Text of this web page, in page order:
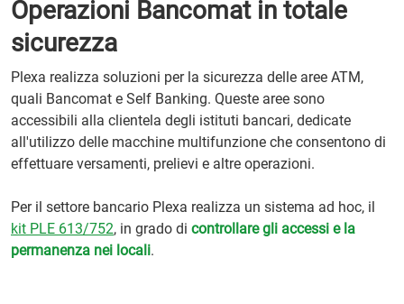
Operazioni Bancomat in totale
sicurezza
Plexa realizza soluzioni per la sicurezza delle aree ATM,
quali Bancomat e Self Banking. Queste aree sono
accessibili alla clientela degli istituti bancari, dedicate
all'utilizzo delle macchine multifunzione che consentono di
effettuare versamenti, prelievi e altre operazioni.
Per il settore bancario Plexa realizza un sistema ad hoc, il
kit PLE 613/752, in grado di controllare gli accessi e la
permanenza nei locali.